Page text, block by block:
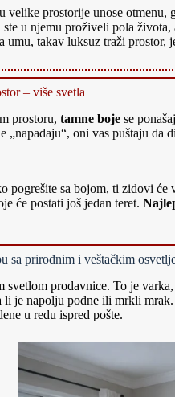
prostorije unose
u njemu proživeli pola
takav luksuz traži prostor,
– više svetla
prostoru, tamne boje se
„napadaju“, oni vas puštaju
pogrešite sa bojom, ti zidovi će
će postati još jedan teret.
sa prirodnim i veštačkim
prodavnice. To je
li je napolju podne ili mrkli
u redu ispred pošte.